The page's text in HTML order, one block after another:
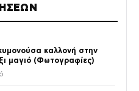
καλλονή στην
μαγιό (Φωτογραφίες)